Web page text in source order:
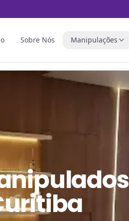
Sobre Nós Manipulações